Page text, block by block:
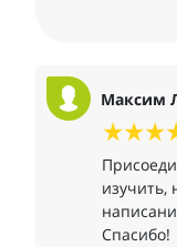
Максим
изучить,
Спасибо!